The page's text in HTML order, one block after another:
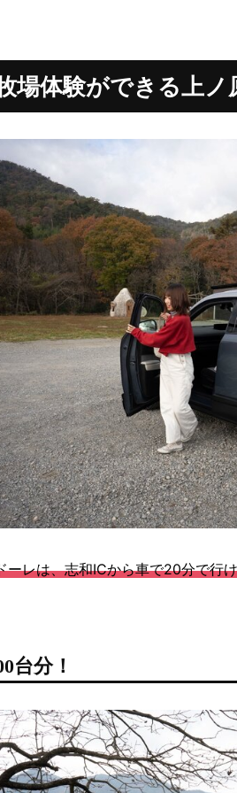
場体験ができる上ノ
ーレは、志和ICから車で20分で行
台分！